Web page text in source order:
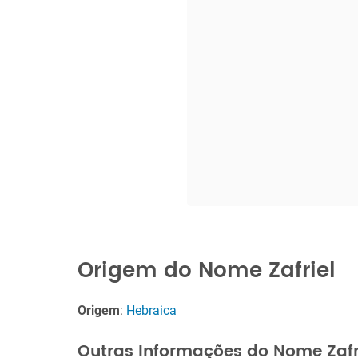
Origem do Nome Zafriel
Origem: Hebraica
Outras Informações do Nome